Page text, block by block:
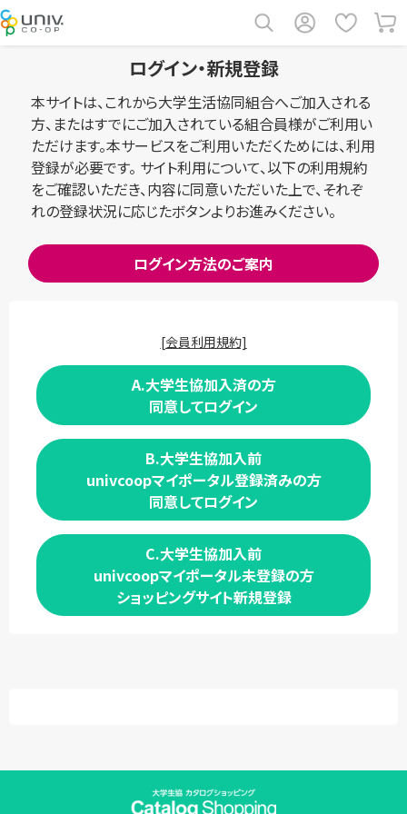
ログイン・新規登録
本サイトは、これから大学生活協同組合へご加入される
方、またはすでにご加入されている組合員様がご利用い
ただけます。本サービスをご利用いただくためには、利用
登録が必要です。 サイト利用について、以下の利用規約
をご確認いただき、内容に同意いただいた上で、それぞ
れの登録状況に応じたボタンよりお進みください。
ログイン方法のご案内
[会員利用規約]
A.大学生協加入済の方
同意してログイン
B.大学生協加入前
univcoopマイポータル登録済みの方
同意してログイン
C.大学生協加入前
univcoopマイポータル未登録の方
ショッピングサイト新規登録